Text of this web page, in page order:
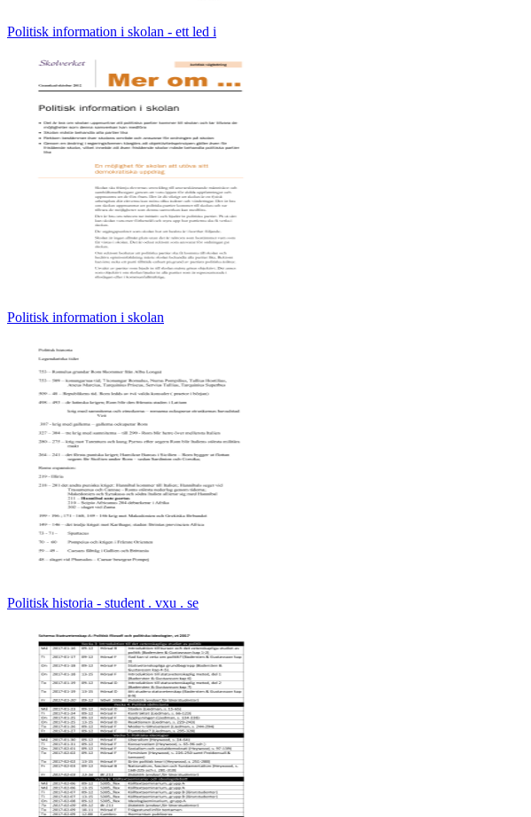
Politisk information i skolan - ett led i
Politisk information i skolan
Politisk historia - student . vxu . se